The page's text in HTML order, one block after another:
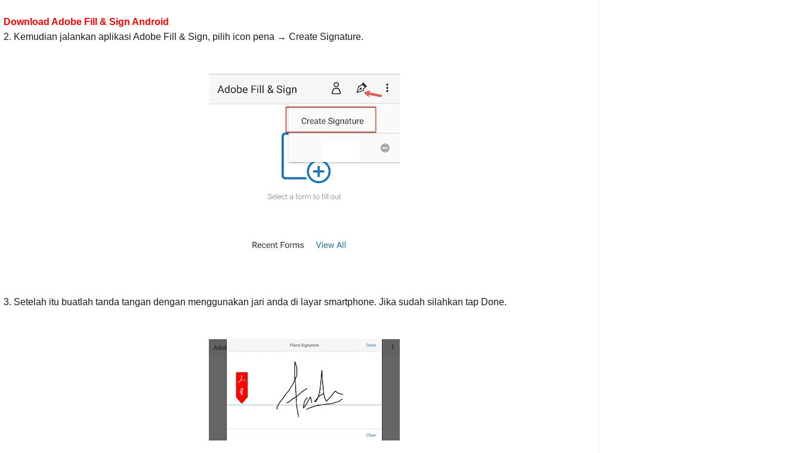
Download Adobe Fill & Sign Android
2. Kemudian jalankan aplikasi Adobe Fill & Sign, pilih icon pena → Create Signature.
3. Setelah itu buatlah tanda tangan dengan menggunakan jari anda di layar smartphone. Jika sudah silahkan tap Done.